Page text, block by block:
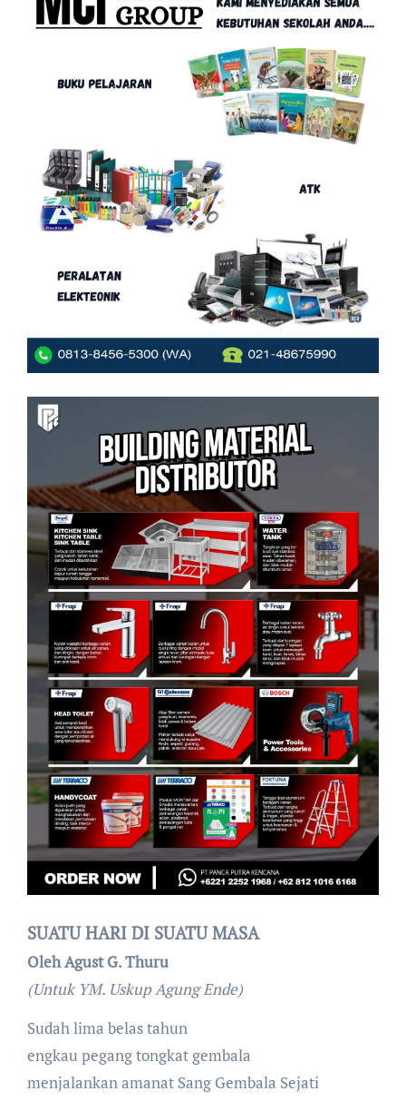
SUATU HARI DI SUATU MASA
Oleh Agust G. Thuru
(Untuk YM. Uskup Agung Ende)
Sudah lima belas tahun
engkau pegang tongkat gembala
menjalankan amanat Sang Gembala Sejati